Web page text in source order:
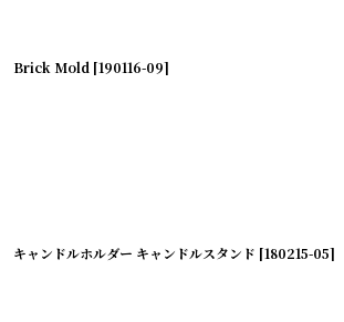
Brick Mold [190116-09]
キャンドルホルダー キャンドルスタンド [180215-05]